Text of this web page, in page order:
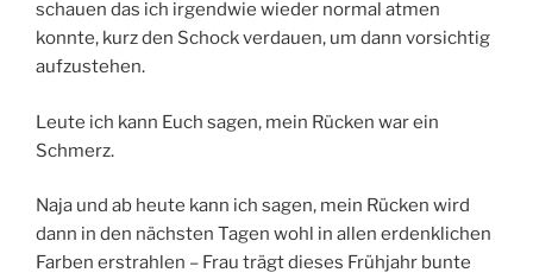
schauen das ich irgendwie wieder normal atmen
konnte, kurz den Schock verdauen, um dann vorsichtig
aufzustehen.
Leute ich kann Euch sagen, mein Rücken war ein
Schmerz.
Naja und ab heute kann ich sagen, mein Rücken wird
dann in den nächsten Tagen wohl in allen erdenklichen
Farben erstrahlen – Frau trägt dieses Frühjahr bunte